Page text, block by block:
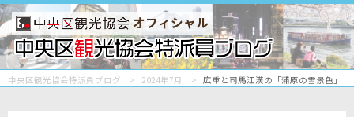
オフィシャル
中央区観光協会特派員ブログ 2024年7月 広重と司馬江漢の「蒲原の雪景色」